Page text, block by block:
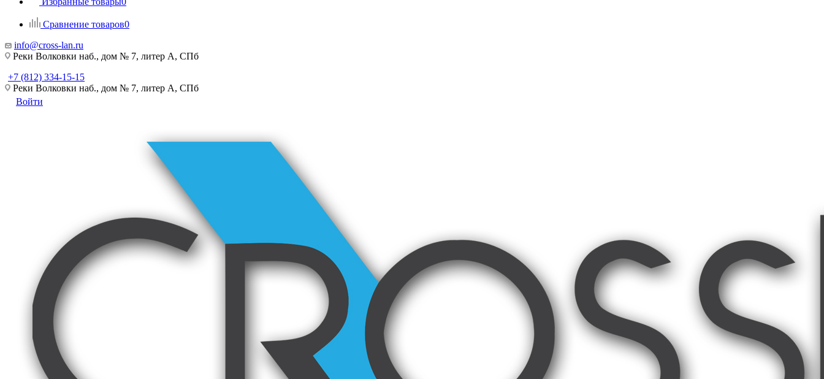
Сравнение товаров0
info@cross-lan.ru
Реки Волковки наб., дом № 7, литер А, СПб
+7 (812) 334-15-15
Реки Волковки наб., дом № 7, литер А, СПб
Войти